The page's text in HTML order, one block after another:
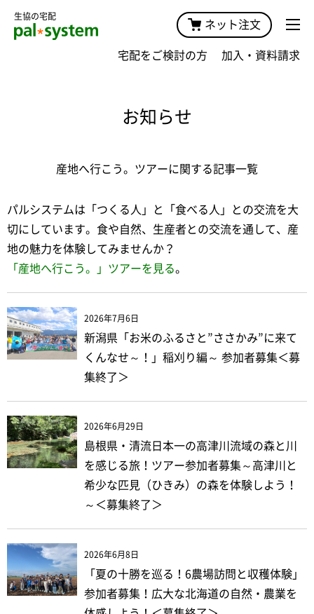
生協の宅配
ネット注文
宅配をご検討の方 加入・資料請求
お知らせ
産地へ行こう。ツアーに関する記事一覧
パルシステムは「つくる人」と「食べる人」との交流を大
切にしています。食や自然、生産者との交流を通して、産
地の魅力を体験してみませんか？
「産地へ行こう。」ツアーを見る。
2026年7月6日
新潟県「お米のふるさと”ささかみ”に来て
くんなせ～！」稲刈り編～ 参加者募集＜募
集終了＞
2026年6月29日
島根県・清流日本一の高津川流域の森と川
を感じる旅！ツアー参加者募集～高津川と
希少な匹見（ひきみ）の森を体験しよう！
～＜募集終了＞
2026年6月8日
「夏の十勝を巡る！6農場訪問と収穫体験」
参加者募集！広大な北海道の自然・農業を